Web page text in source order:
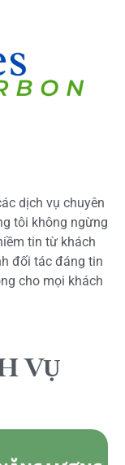
dịch vụ chuyên
tôi không ngừng
tin từ khách
đối tác đáng tin
cho mọi khách
VỤ